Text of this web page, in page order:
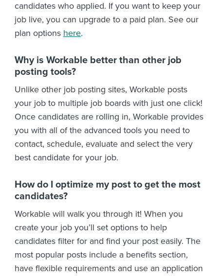
candidates who applied. If you want to keep your
job live, you can upgrade to a paid plan. See our
plan options here.
Why is Workable better than other job
posting tools?
Unlike other job posting sites, Workable posts
your job to multiple job boards with just one click!
Once candidates are rolling in, Workable provides
you with all of the advanced tools you need to
contact, schedule, evaluate and select the very
best candidate for your job.
How do I optimize my post to get the most
candidates?
Workable will walk you through it! When you
create your job you’ll set options to help
candidates filter for and find your post easily. The
most popular posts include a benefits section,
have flexible requirements and use an application